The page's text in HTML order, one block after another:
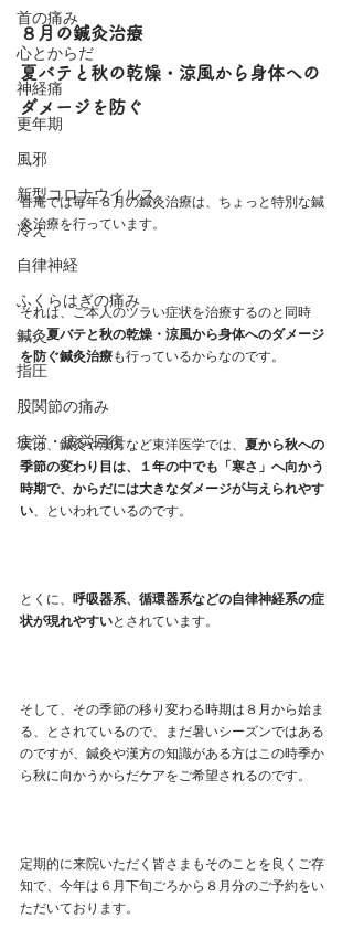
首の痛み
心とからだ
神経痛
更年期
風邪
新型コロナウイルス
冷え
自律神経
ふくらはぎの痛み
鍼灸
指圧
股関節の痛み
疲労・疲労回復
８月の鍼灸治療
夏バテと秋の乾燥・涼風から身体への
ダメージを防ぐ
香庵では毎年８月の鍼灸治療は、ちょっと特別な鍼
灸治療を行っています。
それは、ご本人のツラい症状を治療するのと同時
に、夏バテと秋の乾燥・涼風から身体へのダメージ
を防ぐ鍼灸治療も行っているからなのです。
実は、鍼灸や漢方など東洋医学では、 夏から秋への
季節の変わり目は、１年の中でも「寒さ」へ向かう
時期で、からだには大きなダメージが与えられやす
い 、といわれているのです。
とくに、 呼吸器系、循環器系などの自律神経系の症
状が現れやすいとされています。
そして、その季節の移り変わる時期は８月から始ま
る、とされているので、まだ暑いシーズンではある
のですが、鍼灸や漢方の知識がある方はこの時季か
ら秋に向かうからだケアをご希望されるのです。
定期的に来院いただく皆さまもそのことを良くご存
知で、今年は６月下旬ごろから８月分のご予約をい
ただいております。